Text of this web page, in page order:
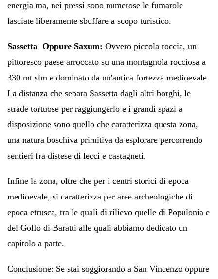
energia ma, nei pressi sono numerose le fumarole
lasciate liberamente sbuffare a scopo turistico.
Sassetta Oppure Saxum: Ovvero piccola roccia, un
pittoresco paese arroccato su una montagnola rocciosa a
330 mt slm e dominato da un'antica fortezza medioevale.
La distanza che separa Sassetta dagli altri borghi, le
strade tortuose per raggiungerlo e i grandi spazi a
disposizione sono quello che caratterizza questa zona,
una natura boschiva primitiva da esplorare percorrendo
sentieri fra distese di lecci e castagneti.
Infine la zona, oltre che per i centri storici di epoca
medioevale, si caratterizza per aree archeologiche di
epoca etrusca, tra le quali di rilievo quelle di Populonia e
del Golfo di Baratti alle quali abbiamo dedicato un
capitolo a parte.
Conclusione: Se stai soggiorando a San Vincenzo oppure